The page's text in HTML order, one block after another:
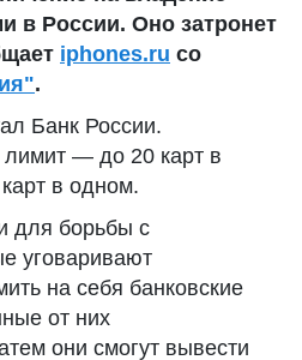
в России. Оно затронет
iphones.ru со
.
Банк России.
лимит — до 20 карт в
в одном.
для борьбы с
уговаривают
на себя банковские
от них
они смогут вывести